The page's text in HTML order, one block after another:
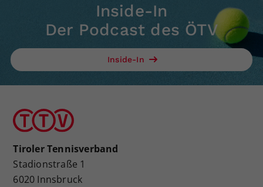
Inside-In
Der Podcast des ÖTV
Inside-In
Tiroler Tennisverband
Stadionstraße 1
6020 Innsbruck